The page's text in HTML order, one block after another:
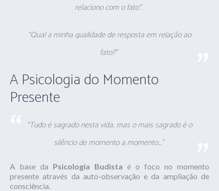
relaciono com o fato”.
“Qual a minha qualidade de resposta em relação ao
fato?”
A Psicologia do Momento
Presente
“Tudo é sagrado nesta vida, mas o mais sagrado é o
silêncio de momento a momento…”
A base da Psicologia Budista é o foco no momento
presente através da auto-observação e da ampliação de
consciência.